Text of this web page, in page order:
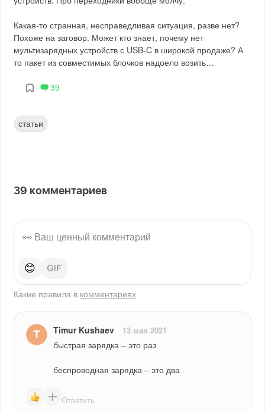
Какая-то странная, несправедливая ситуация, разве нет?
Похоже на заговор. Может кто знает, почему нет
мультизарядных устройств с USB-C в широкой продаже? А
то пакет из совместимых блочков надоело возить…
39
статьи
39 комментариев
😊
Какие правила в комментариях
Timur Kushaev 13 мая 2021
быстрая зарядка – это раз
беспроводная зарядка – это два
Ответить